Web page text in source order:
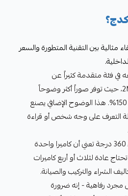
مثالية بين التقنية المتطورة والسعر
في فئة متقدمة كثيراً عن
الكاميرات التقليدية 2MP، حيث توفر صوراً أكثر وضوحاً
وتفصيلاً بنسبة تتجاوز 150%. هذا الوضوح الإضافي يصنع
التعرف على وجه شخص أو قراءة
ميزة الدوران البانورامي 360 درجة تعني أن كاميرا واحدة
عادة لثلاث أو أربع كاميرات
الشراء والتركيب والصيانة.
مجرد رفاهية - إنه ضرورة